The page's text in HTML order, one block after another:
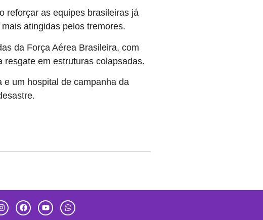
reforçar as equipes brasileiras já
atingidas pelos tremores.
da Força Aérea Brasileira, com
em estruturas colapsadas.
um hospital de campanha da